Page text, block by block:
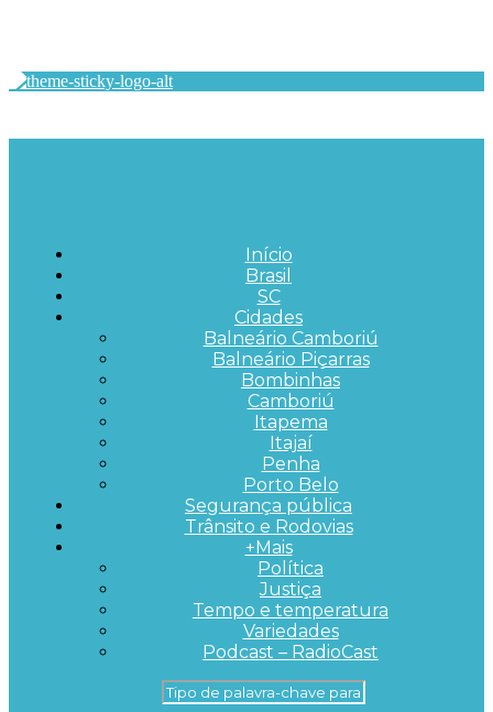
Início
Brasil
SC
Cidades
Balneário Camboriú
Balneário Piçarras
Bombinhas
Camboriú
Itapema
Itajaí
Penha
Porto Belo
Segurança pública
Trânsito e Rodovias
+Mais
Política
Justiça
Tempo e temperatura
Variedades
Podcast – RadioCast